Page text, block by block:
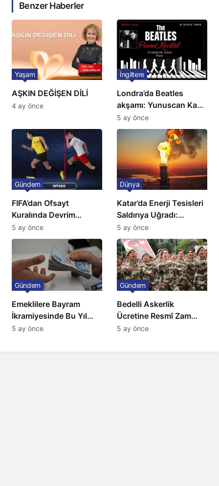
Benzer Haberler
AŞKIN DEĞİŞEN DİLİ
Yaşam
4 ay önce
Londra’da Beatles
akşamı: Yunuscan Kaya
klasik yorumuyla
sahnede
İngiltere
5 ay önce
FIFA’dan Ofsayt
Kuralında Devrim
Niteliğinde Onay
Gündem
5 ay önce
Katar’da Enerji Tesisleri
Saldırıya Uğradı:
Avrupa’da Doğalgaz
Fiyatlarında Sert Artış
Dünya
5 ay önce
Emeklilere Bayram
İkramiyesinde Bu Yıl
Artış Gelmeyecek
Gündem
5 ay önce
Bedelli Askerlik
Ücretine Resmî Zam
Geliyor
Gündem
5 ay önce